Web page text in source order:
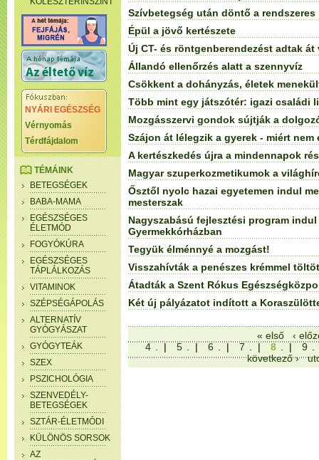
NYÁRI EGÉSZSÉG
Vérnyomás
Térdfájdalom
TÉMÁINK
BETEGSÉGEK
BABA-MAMA
EGÉSZSÉGES
ÉLETMÓD
FOGYÓKÚRA
EGÉSZSÉGES
TÁPLÁLKOZÁS
VITAMINOK
SZÉPSÉGÁPOLÁS
ALTERNATÍV
GYÓGYÁSZAT
GYÓGYTEÁK
SZEX
PSZICHOLÓGIA
SZENVEDÉLY-
BETEGSÉGEK
SZTÁR-ÉLETMÓDI
KÜLÖNÖS SORSOK
AZ
Szívbetegség után döntő a
Épül a jövő kertészete
Új CT- és röntgenberendezést adtak át
Állandó ellenőrzés alatt a szennyvíz
Csökkent a dohányzás, életek
Több mint egy játszótér: igazi családi
Mozgásszervi gondok sújtják a
Szájon át lélegzik a gyerek - miért
A kertészkedés újra a mindennapok
Magyar szuperkozmetikumok a
Ősztől nyolc hazai egyetemen indul
mesterszak
Nagyszabású fejlesztési program
Gyermekkórházban
Tegyük élménnyé a mozgást!
Visszahívták a penészes krémmel
Átadták a Szent Rókus
Két új pályázatot indított a
« első
‹
4 . | 5 . | 6 . | 7 . | 8 . | 9
következő ›